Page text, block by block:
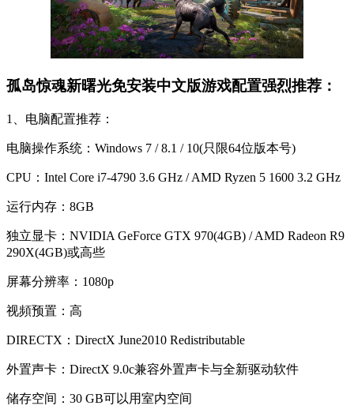
孤岛惊魂新曙光免安装中文版游戏配置强烈推荐：
1、电脑配置推荐：
电脑操作系统：Windows 7 / 8.1 / 10(只限64位版本号)
CPU：Intel Core i7-4790 3.6 GHz / AMD Ryzen 5 1600 3.2 GHz
运行内存：8GB
独立显卡：NVIDIA GeForce GTX 970(4GB) / AMD Radeon R9
290X(4GB)或高些
屏幕分辨率：1080p
视頻预置：高
DIRECTX：DirectX June2010 Redistributable
外置声卡：DirectX 9.0c兼容外置声卡与全新驱动软件
储存空间：30 GB可以用室内空间